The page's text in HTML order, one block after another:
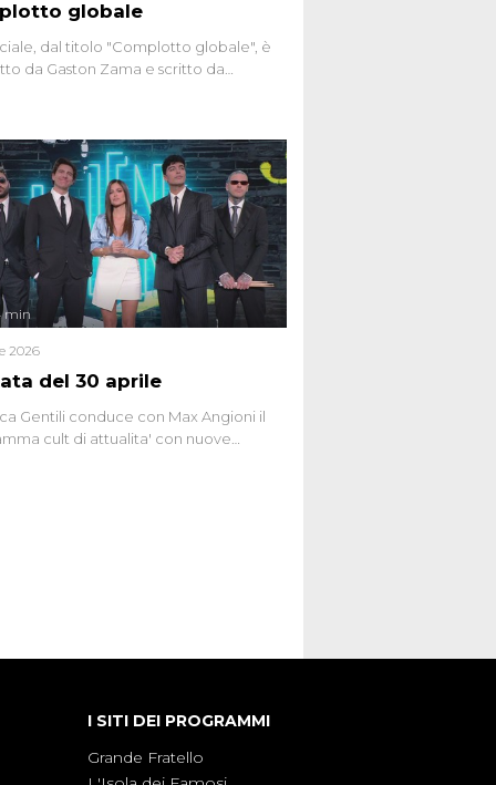
globale
dal titolo "Complotto globale", è
da Gaston Zama e scritto da
dei sospetti globali e del
che negli ultimi anni hanno
network, talk show, piazze digitali
collettivo.
del 30 aprile
min
2026
Gentili conduce con Max Angioni il
cult di attualita' con nuove
I SITI DEI PROGRAMMI
Grande Fratello